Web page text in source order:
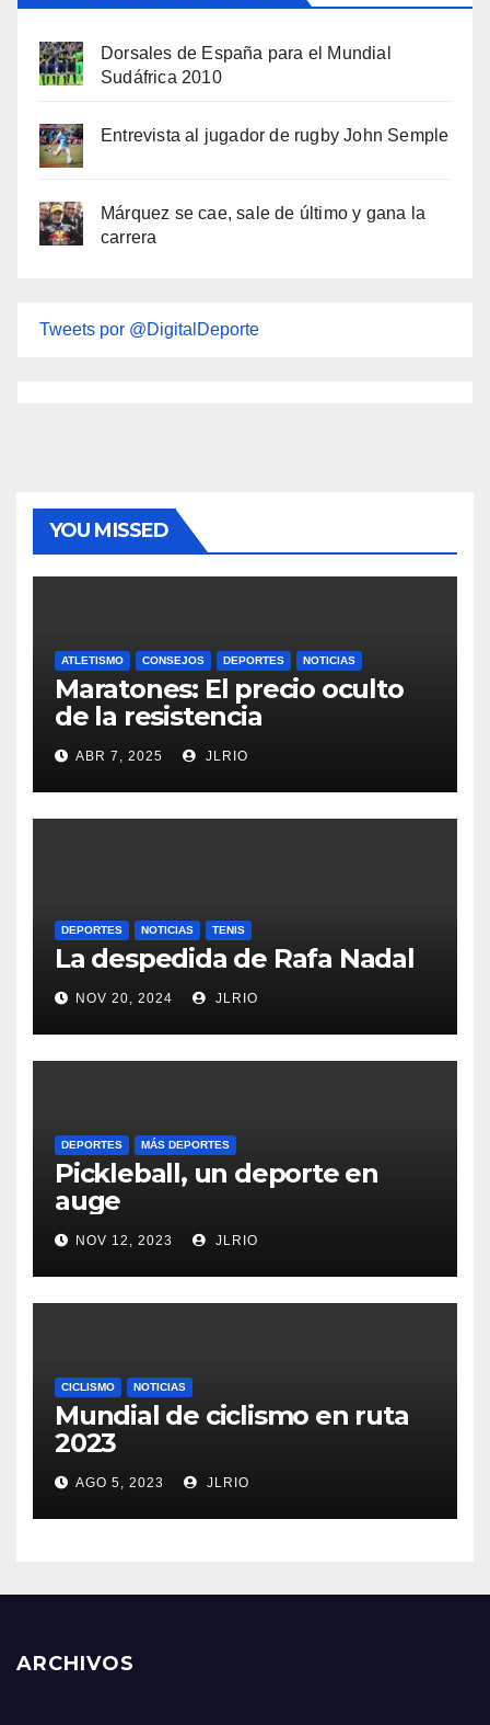
Dorsales de España para el Mundial
Sudáfrica 2010
Entrevista al jugador de rugby John Semple
Márquez se cae, sale de último y gana la
carrera
Tweets por @DigitalDeporte
YOU MISSED
ATLETISMO CONSEJOS DEPORTES NOTICIAS
Maratones: El precio oculto
de la resistencia
ABR 7, 2025 JLRIO
DEPORTES NOTICIAS TENIS
La despedida de Rafa Nadal
NOV 20, 2024 JLRIO
DEPORTES MÁS DEPORTES
Pickleball, un deporte en
auge
NOV 12, 2023 JLRIO
CICLISMO NOTICIAS
Mundial de ciclismo en ruta
2023
AGO 5, 2023 JLRIO
ARCHIVOS